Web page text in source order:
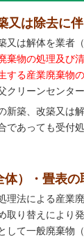
又は除去に
又は解体を業者
棄物の処理及び
する産業廃棄物
クリーンセンタ
新築、改築又は
であっても受付
体）・畳表
理法による産業
取り替えにより
して一般廃棄物